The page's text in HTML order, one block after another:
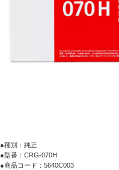
●種別：純正
●型番：CRG-070H
●商品コード：5640C003